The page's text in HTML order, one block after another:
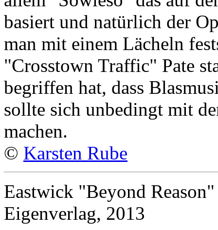
basiert und natürlich der
man mit einem Lächeln
"Crosstown Traffic" Pate
begriffen hat, dass
sollte sich unbedingt mit
machen.
© Karsten Rube
Eastwick "Beyond Reason"
Eigenverlag, 2013